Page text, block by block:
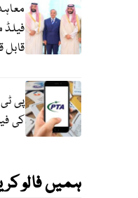
قابل
پی
کی
ہمیں فالو